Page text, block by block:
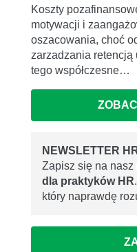
Koszty
motywacji i
oszacowania, choć
zarzadzania retencją
tego współczesne…
NEWSLETTER
Zapisz się na nasz
dla praktyków HR
który naprawdę